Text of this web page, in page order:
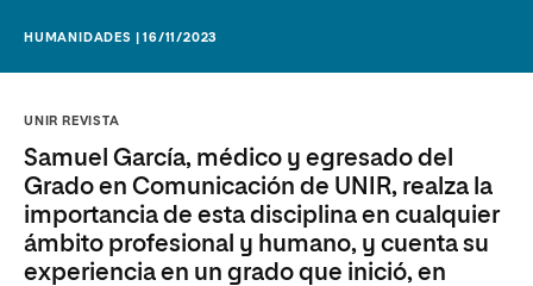
HUMANIDADES | 16/11/2023
UNIR REVISTA
Samuel García, médico y egresado del
Grado en Comunicación de UNIR, realza la
importancia de esta disciplina en cualquier
ámbito profesional y humano, y cuenta su
experiencia en un grado que inició, en